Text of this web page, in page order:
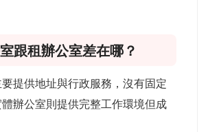
跟租辦公室差在哪？
提供地址與行政服務，沒有固定
辦公室則提供完整工作環境但成